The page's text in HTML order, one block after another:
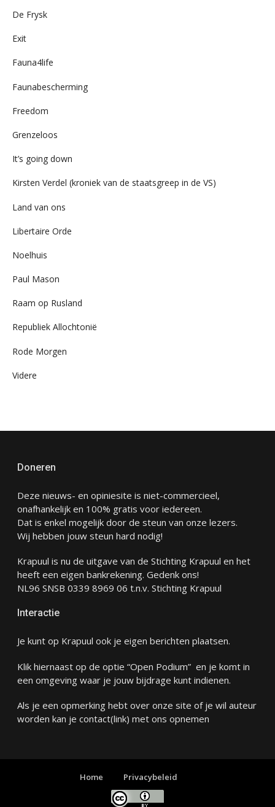
De Frysk
Exit
Fauna4life
Faunabescherming
Freedom
Grenzeloos
It’s going down
Kirsten Verdel (kroniek van de staatsgreep in de VS)
Land van ons
Libertaire Orde
Noelhuis
Paul Mason
Raam op Rusland
Republiek Allochtonië
Rode Morgen
Videre
Doneren
Deze nieuws- en opiniesite is niet-commercieel,
onafhankelijk en 100% gratis voor iedereen.
Dat is enkel mogelijk door de steun van onze lezers.
Wij hebben jouw steun hard nodig!
Krapuul is nu de uitgave van de Stichting Krapuul en het
heeft een eigen bankrekening. Gedenk ons!
NL96 SNSB 0339 8969 06 t.n.v. Stichting Krapuul
Interactie
Je kunt op Krapuul ook je eigen berichten plaatsen.
Klik hiernaast op de optie “Open Podium” en je komt in
een omgeving waar je jouw bijdrage kunt indienen.
Als je een opmerking hebt over onze site of je wil auteur
worden kan je contact(link) met ons opnemen
Home Privacybeleid